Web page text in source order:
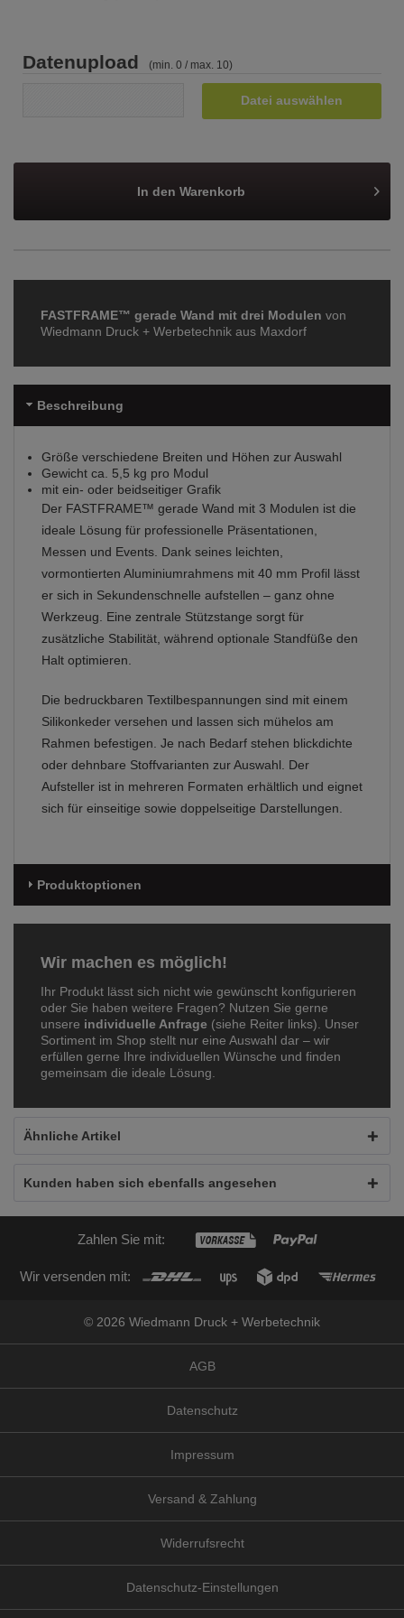
Datenupload (min. 0 / max. 10)
Datei auswählen
In den Warenkorb
FASTFRAME™ gerade Wand mit drei Modulen von
Wiedmann Druck + Werbetechnik aus Maxdorf
Beschreibung
Größe verschiedene Breiten und Höhen zur Auswahl
Gewicht ca. 5,5 kg pro Modul
mit ein- oder beidseitiger Grafik
Der FASTFRAME™ gerade Wand mit 3 Modulen ist die
ideale Lösung für professionelle Präsentationen,
Messen und Events. Dank seines leichten,
vormontierten Aluminiumrahmens mit 40 mm Profil lässt
er sich in Sekundenschnelle aufstellen – ganz ohne
Werkzeug. Eine zentrale Stützstange sorgt für
zusätzliche Stabilität, während optionale Standfüße den
Halt optimieren.
Die bedruckbaren Textilbespannungen sind mit einem
Silikonkeder versehen und lassen sich mühelos am
Rahmen befestigen. Je nach Bedarf stehen blickdichte
oder dehnbare Stoffvarianten zur Auswahl. Der
Aufsteller ist in mehreren Formaten erhältlich und eignet
sich für einseitige sowie doppelseitige Darstellungen.
Produktoptionen
Wir machen es möglich!
Ihr Produkt lässt sich nicht wie gewünscht konfigurieren
oder Sie haben weitere Fragen? Nutzen Sie gerne
unsere individuelle Anfrage (siehe Reiter links). Unser
Sortiment im Shop stellt nur eine Auswahl dar – wir
erfüllen gerne Ihre individuellen Wünsche und finden
gemeinsam die ideale Lösung.
Ähnliche Artikel
Kunden haben sich ebenfalls angesehen
Zahlen Sie mit:
Wir versenden mit:
© 2026 Wiedmann Druck + Werbetechnik
AGB
Datenschutz
Impressum
Versand & Zahlung
Widerrufsrecht
Datenschutz-Einstellungen